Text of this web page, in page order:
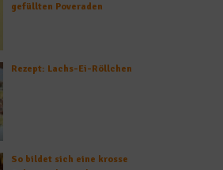
gefüllten Poveraden
Rezept: Lachs-Ei-Röllchen
So bildet sich eine krosse